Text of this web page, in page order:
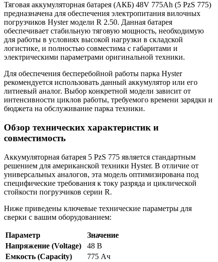
Тяговая аккумуляторная батарея (АКБ) 48V 775Ah (5 PzS 775)
предназначена для обеспечения электропитания вилочных
погрузчиков Hyster модели R 2.50. Данная батарея
обеспечивает стабильную тяговую мощность, необходимую
для работы в условиях высокой нагрузки в складской
логистике, и полностью совместима с габаритами и
электрическими параметрами оригинальной техники.
Для обеспечения бесперебойной работы парка Hyster
рекомендуется использовать данный аккумулятор или его
литиевый аналог. Выбор конкретной модели зависит от
интенсивности циклов работы, требуемого времени зарядки и
бюджета на обслуживание парка техники.
Обзор технических характеристик и
совместимость
Аккумуляторная батарея 5 PzS 775 является стандартным
решением для американской техники Hyster. В отличие от
универсальных аналогов, эта модель оптимизирована под
специфические требования к току разряда и циклической
стойкости погрузчиков серии R.
Ниже приведены ключевые технические параметры для
сверки с вашим оборудованием:
Параметр
Значение
Напряжение (Voltage)
48 В
Емкость (Capacity)
775 Ач